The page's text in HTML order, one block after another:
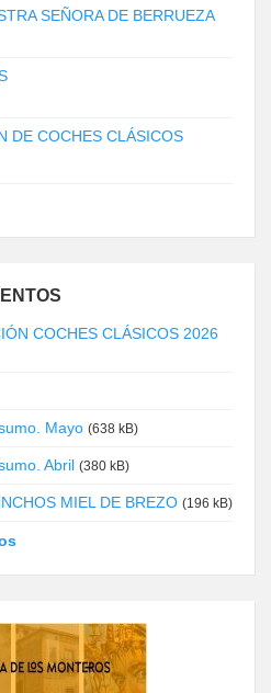
SEÑORA DE BERRUEZA
DE COCHES CLÁSICOS
COCHES CLÁSICOS 2026
Mayo (638 kB)
Abril (380 kB)
MIEL DE BREZO (196 kB)